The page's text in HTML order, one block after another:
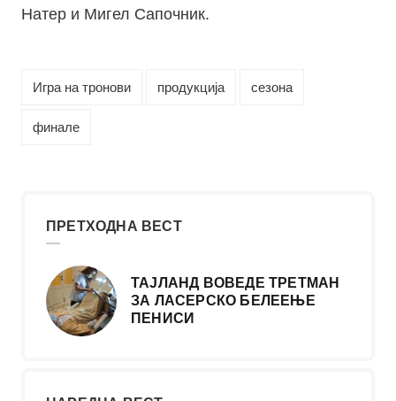
Натер и Мигел Сапочник.
Игра на тронови продукција сезона
финале
ПРЕТХОДНА ВЕСТ
ТАЈЛАНД ВОВЕДЕ ТРЕТМАН
ЗА ЛАСЕРСКО БЕЛЕЕЊЕ
ПЕНИСИ